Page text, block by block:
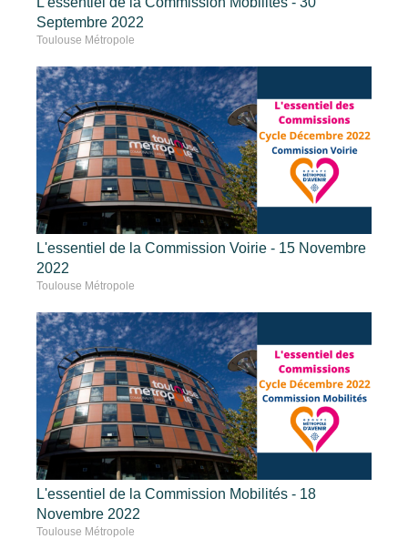
Septembre 2022
Toulouse Métropole
L'essentiel de la Commission Voirie - 15 Novembre
2022
Toulouse Métropole
L'essentiel de la Commission Mobilités - 18
Novembre 2022
Toulouse Métropole